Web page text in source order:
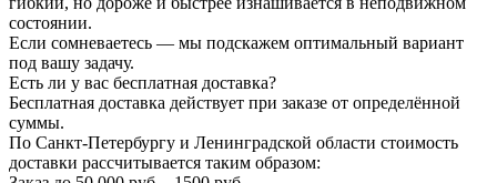
состоянии.
Если сомневаетесь — мы подскажем оптимальный вариант
под вашу задачу.
Есть ли у вас бесплатная доставка?
Бесплатная доставка действует при заказе от определённой
суммы.
По Санкт-Петербургу и Ленинградской области стоимость
доставки рассчитывается таким образом: